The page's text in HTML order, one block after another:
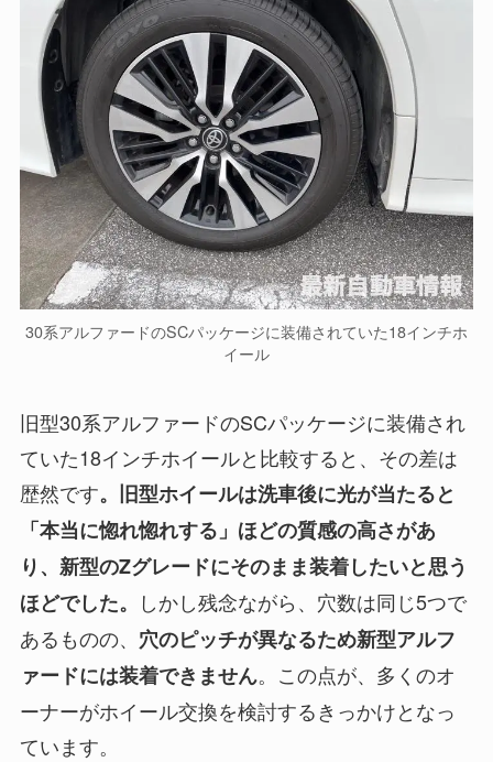
30系アルファードのSCパッケージに装備されていた18インチホ
イール
旧型30系アルファードのSCパッケージに装備され
ていた18インチホイールと比較すると、その差は
歴然です。旧型ホイールは洗車後に光が当たると
「本当に惚れ惚れする」ほどの質感の高さがあ
り、新型のZグレードにそのまま装着したいと思う
ほどでした。 しかし残念ながら、穴数は同じ5つで
あるものの、 穴のピッチが異なるため新型アルフ
ァードには装着できません。この点が、多くのオ
ーナーがホイール交換を検討するきっかけとなっ
ています。